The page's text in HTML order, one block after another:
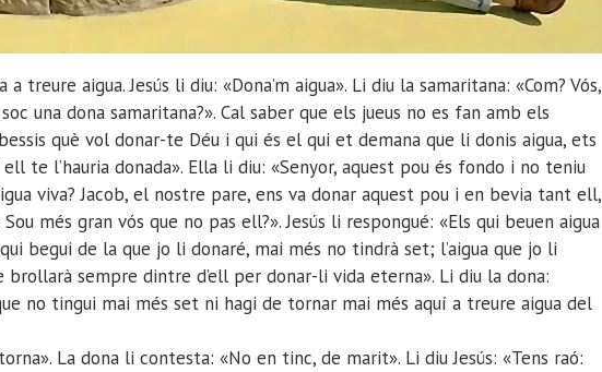
treure aigua. Jesús li diu: «Dona’m aigua». Li diu la samaritana: «Com? Vós,
una dona samaritana?». Cal saber que els jueus no es fan amb els
què vol donar-te Déu i qui és el qui et demana que li donis aigua, ets
te l’hauria donada». Ella li diu: «Senyor, aquest pou és fondo i no teniu
viva? Jacob, el nostre pare, ens va donar aquest pou i en bevia tant ell,
més gran vós que no pas ell?». Jesús li respongué: «Els qui beuen aigua
begui de la que jo li donaré, mai més no tindrà set; l’aigua que jo li
sempre dintre d’ell per donar-li vida eterna». Li diu la dona:
no tingui mai més set ni hagi de tornar mai més aquí a treure aigua del
La dona li contesta: «No en tinc, de marit». Li diu Jesús: «Tens raó: